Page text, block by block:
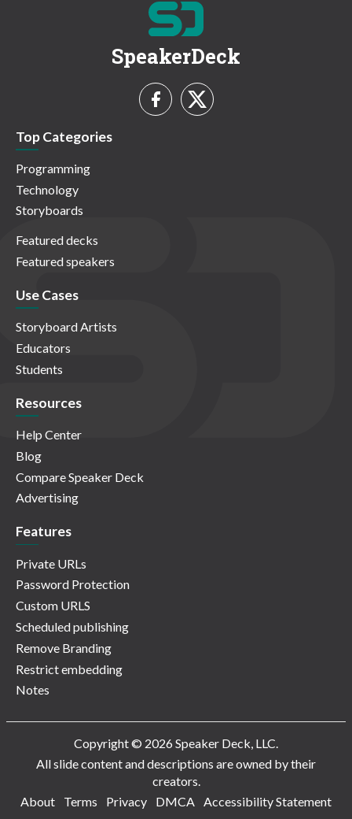
SpeakerDeck
Top Categories
Programming
Technology
Storyboards
Featured decks
Featured speakers
Use Cases
Storyboard Artists
Educators
Students
Resources
Help Center
Blog
Compare Speaker Deck
Advertising
Features
Private URLs
Password Protection
Custom URLS
Scheduled publishing
Remove Branding
Restrict embedding
Notes
Copyright © 2026 Speaker Deck, LLC.
All slide content and descriptions are owned by their
creators.
About
Terms Privacy DMCA Accessibility Statement